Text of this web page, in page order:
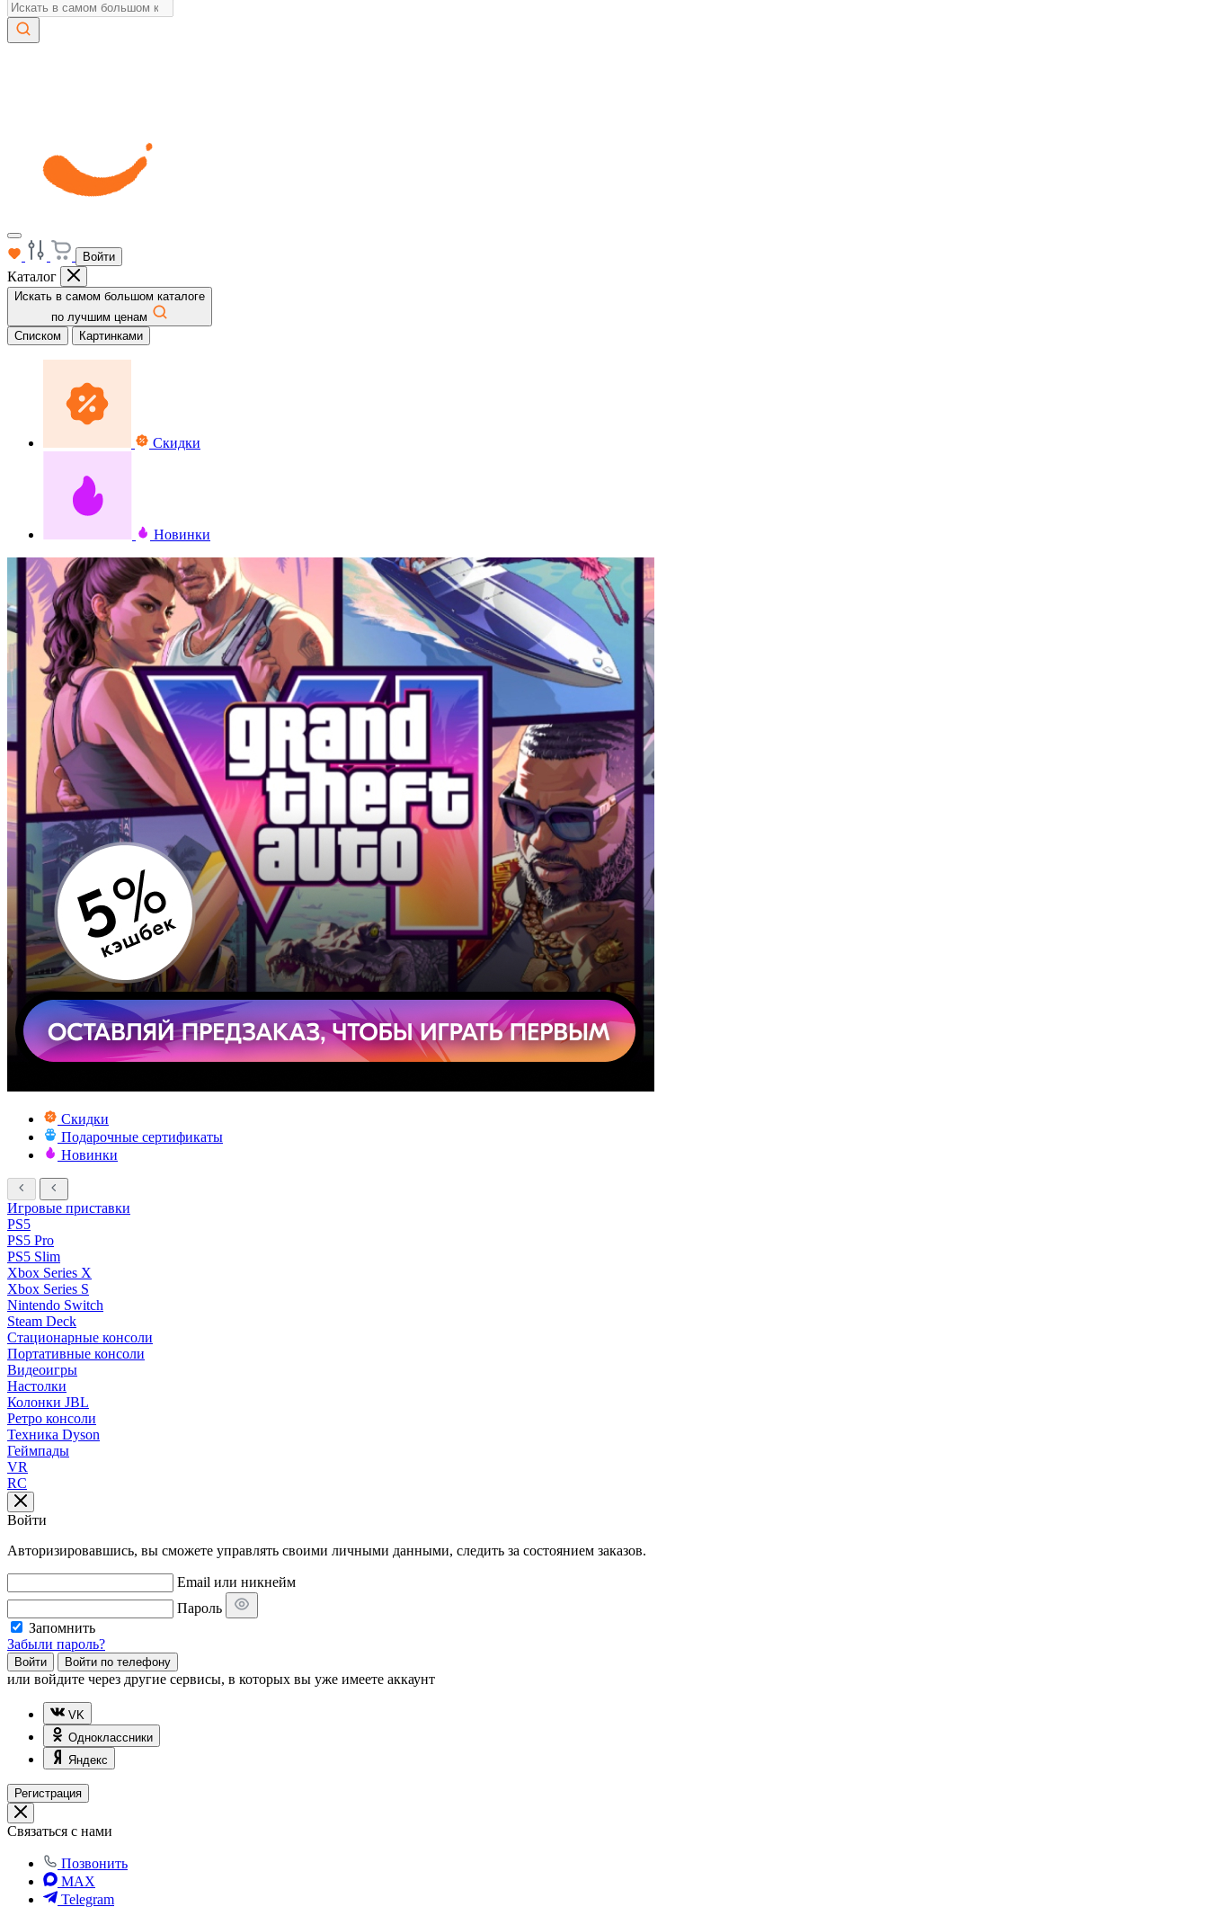
Войти
Каталог
Искать в самом большом каталоге
по лучшим ценам
Списком
Картинками
Скидки
Новинки
Скидки
Подарочные сертификаты
Новинки
Игровые приставки
PS5
PS5 Pro
PS5 Slim
Xbox Series X
Xbox Series S
Nintendo Switch
Steam Deck
Стационарные консоли
Портативные консоли
Видеоигры
Настолки
Колонки JBL
Ретро консоли
Техника Dyson
Геймпады
VR
RC
Войти
Авторизировавшись, вы сможете управлять своими личными данными, следить за состоянием заказов.
Email или никнейм
Пароль
Запомнить
Забыли пароль?
Войти Войти по телефону
или войдите через другие сервисы, в которых вы уже имеете аккаунт
VK
Одноклассники
Яндекс
Регистрация
Связаться с нами
Позвонить
MAX
Telegram